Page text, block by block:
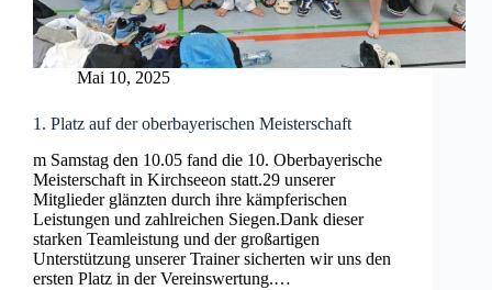
Mai 10, 2025
1. Platz auf der oberbayerischen Meisterschaft
m Samstag den 10.05 fand die 10. Oberbayerische
Meisterschaft in Kirchseeon statt.29 unserer
Mitglieder glänzten durch ihre kämpferischen
Leistungen und zahlreichen Siegen.Dank dieser
starken Teamleistung und der großartigen
Unterstützung unserer Trainer sicherten wir uns den
ersten Platz in der Vereinswertung.…